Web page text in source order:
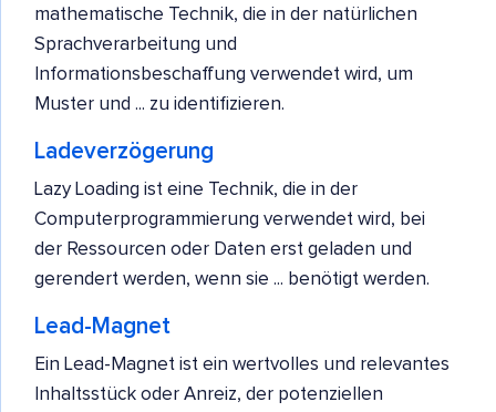
mathematische Technik, die in der natürlichen
Sprachverarbeitung und
Informationsbeschaffung verwendet wird, um
Muster und ... zu identifizieren.
Ladeverzögerung
Lazy Loading ist eine Technik, die in der
Computerprogrammierung verwendet wird, bei
der Ressourcen oder Daten erst geladen und
gerendert werden, wenn sie ... benötigt werden.
Lead-Magnet
Ein Lead-Magnet ist ein wertvolles und relevantes
Inhaltsstück oder Anreiz, der potenziellen